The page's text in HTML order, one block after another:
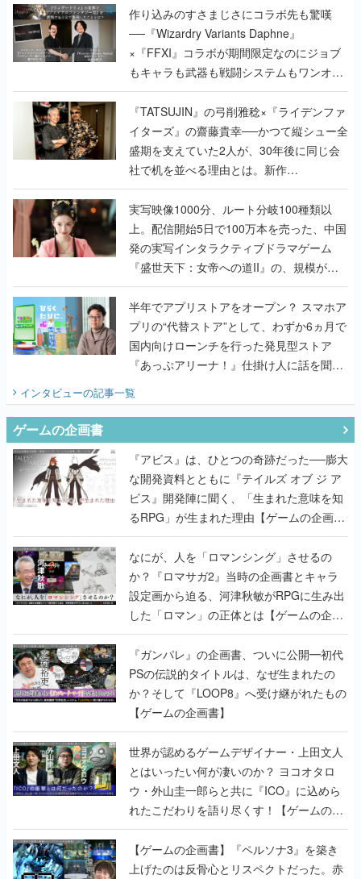
作り込みのすさまじさにコラボ先も驚嘆
──『Wizardry Variants Daphne』
×『FFXI』コラボが期間限定なのにジョブ
もキャラも武器も戦闘システムもワンオフ
で作り込まれた理由を両ディレクターに聞
く
『TATSUJIN』の弓削雅稔×『ライデンファ
イターズ』の齋藤貴幸──かつて縦シュー全
盛期を支えていた2人が、30年後に同じ会
社で机を並べる理由とは。新作
『TATSUJIN EXTREME』で初タッグを組
んだレジェンド2人に訊く開発秘話
実写映像1000分、ルート分岐100種類以
上。配信開始5日で100万本を売った、中国
発の実写インタラクティブドラマゲーム
『盛世天下：女帝への道II』の、規模が違
うこだわりをプロデューサーに聞いた
半年でアプリストアをオープン？ スマホア
プリの“代替ストア”として、わずか6ヵ月で
国内向けローンチを行った発見型ストア
『あっぷアリーナ！』仕掛け人に話を聞い
てみた
インタビューの記事一覧
ゲームの企画書
『アビス』は、ひとつの奇跡だった──膨大
な開発資料とともに『テイルズ オブ ジ ア
ビス』開発陣に聞く、「生まれた意味を知
るRPG」が生まれた理由【ゲームの企画
書】
なにが、人を「ロマンシング」させるの
か？『ロマサガ2』当時の企画書とキャラ
設定画から迫る、河津秋敏がRPGに生み出
した「ロマン」の正体とは【ゲームの企画
書】
『ガンパレ』の企画書、ついに公開━初代
PSの伝説的タイトルは、なぜ生まれたの
か？そして『LOOP8』へ受け継がれたもの
【ゲームの企画書】
世界が認めるゲームデザイナー・上田文人
とはいったい何が凄いのか？ ヨコオタロ
ウ・外山圭一郎らと共に『ICO』に込めら
れたこだわりを語り尽くす！【ゲームの企
画書】
【ゲームの企画書】『ペルソナ3』を築き
上げたのは反骨心とリスペクトだった。赤